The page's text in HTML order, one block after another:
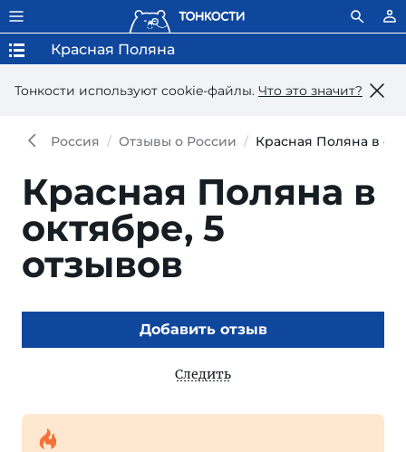
Тонкости используют сookie-файлы. Что это значит?
Красная Поляна
Россия Отзывы о России Красная Поляна в
Красная Поляна в
октябре, 5
отзывов
Добавить отзыв
Следить